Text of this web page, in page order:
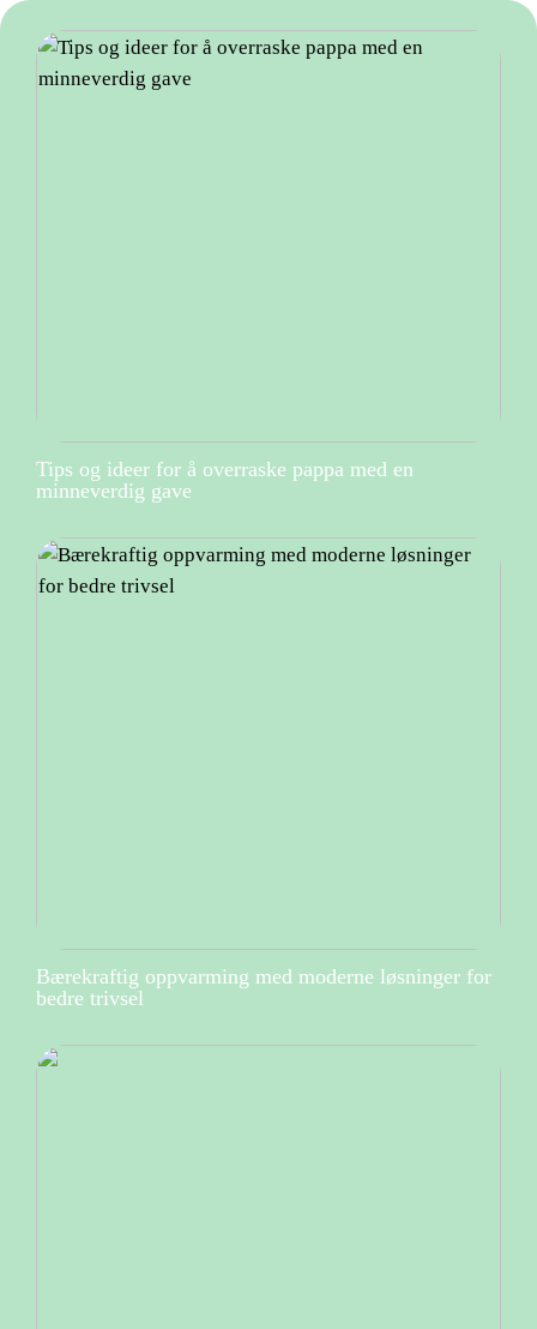
Tips og ideer for å overraske pappa med en
minneverdig gave
Bærekraftig oppvarming med moderne løsninger for
bedre trivsel